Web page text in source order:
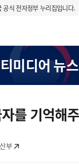
공식 전자정부 누리집입니다.
미디어 뉴스
를 기억해
부